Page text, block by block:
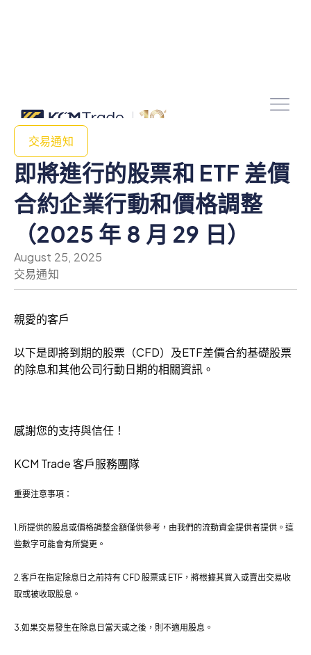
交易通知
即將進行的股票和 ETF 差價
合約企業行動和價格調整
（2025 年 8 月 29 日）
August 25, 2025
交易通知
親愛的客戶
以下是即將到期的股票（CFD）及ETF差價合約基礎股票
的除息和其他公司行動日期的相關資訊。
感謝您的支持與信任！
KCM Trade 客戶服務團隊
重要注意事項：
1.所提供的股息或價格調整金額僅供參考，由我們的流動資金提供者提供。這
些數字可能會有所變更。
2.客戶在指定除息日之前持有 CFD 股票或 ETF，將根據其買入或賣出交易收
取或被收取股息。
3.如果交易發生在除息日當天或之後，則不適用股息。